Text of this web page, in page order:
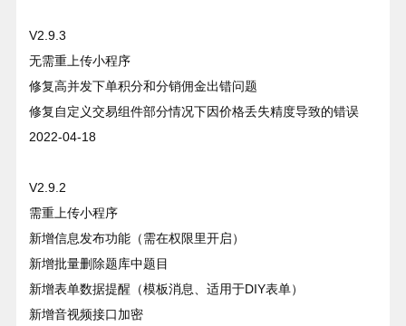
V2.9.3
无需重上传小程序
修复高并发下单积分和分销佣金出错问题
修复自定义交易组件部分情况下因价格丢失精度导致的错误
2022-04-18
V2.9.2
需重上传小程序
新增信息发布功能（需在权限里开启）
新增批量删除题库中题目
新增表单数据提醒（模板消息、适用于DIY表单）
新增音视频接口加密